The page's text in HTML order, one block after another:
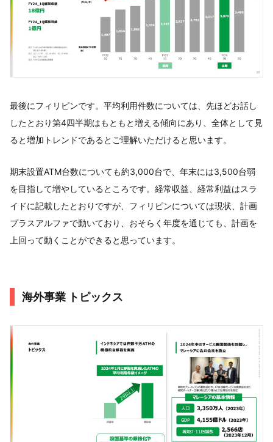
最後にフィリピンです。平均利用件数については、先ほどお話し
したとおり第4四半期はもともと増える傾向にあり、全体として見
ると増加トレンドであるとご理解いただけると思います。
期末設置ATM台数についても約3,000台で、年末には3,500台弱
を目指して増やしているところです。経常収益、経常利益はスラ
イドに記載したとおりですが、フィリピンについては現状、計画
プラスアルファで動いており、おそらく年度を通じても、計画を
上回って動くことができると思っています。
海外事業 トピックス